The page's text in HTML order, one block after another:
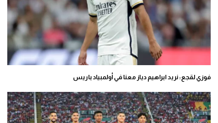
فوزي لقجع: نريد ابراهيم دياز معنا في أولمبياد باريس